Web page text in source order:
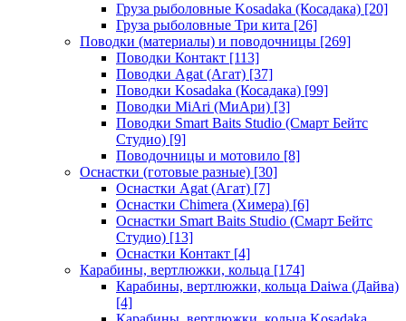
Груза рыболовные Kosadaka (Косадака) [20]
Груза рыболовные Три кита [26]
Поводки (материалы) и поводочницы [269]
Поводки Контакт [113]
Поводки Agat (Агат) [37]
Поводки Kosadaka (Косадака) [99]
Поводки MiAri (МиАри) [3]
Поводки Smart Baits Studio (Смарт Бейтс
Студио) [9]
Поводочницы и мотовило [8]
Оснастки (готовые разные) [30]
Оснастки Agat (Агат) [7]
Оснастки Chimera (Химера) [6]
Оснастки Smart Baits Studio (Смарт Бейтс
Студио) [13]
Оснастки Контакт [4]
Карабины, вертлюжки, кольца [174]
Карабины, вертлюжки, кольца Daiwa (Дайва)
[4]